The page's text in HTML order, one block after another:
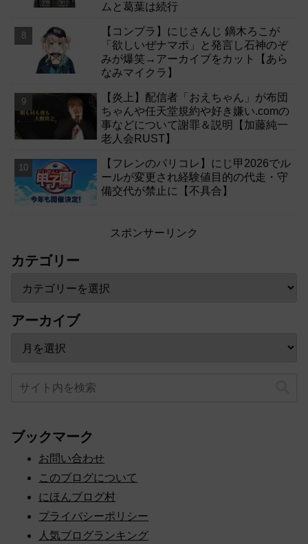
ムと葛葉は続行
【コンプラ】にじさんじ 鏑木ろこが
「欲しいぜナマポ」と発言し石神のぞ
みが爆笑→アーカイブをカット【あら
なみマイクラ】
【炎上】配信者「おえちゃん」が布団
ちゃんや任天堂規約や好き嫌い.comの
事などについて謝罪＆説明【加藤純一
老人会RUST】
【フレンのパリコレ】にじ甲2026でル
ールが変更され経験値目的の代走・守
備交代が禁止に【不具合】
スポンサーリンク
カテゴリー
アーカイブ
ブックマーク
お問い合わせ
このブログについて
にほんブログ村
プライバシーポリシー
人気ブログランキング